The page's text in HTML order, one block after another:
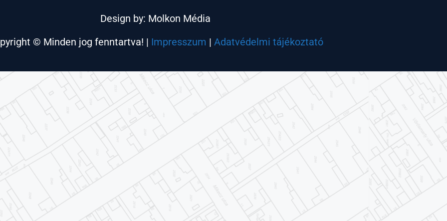
Design by: Molkon Média
© Minden jog fenntartva! | Impresszum | Adatvédelmi tájékoztató